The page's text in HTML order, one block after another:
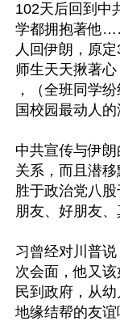
102天后回到中
学都拥抱著他
人回伊朗，原
师生天天揪著
，（全班同学
国校园最动人的
中共宣传与伊
关系，而且潜
胜于政治党八
朋友、好朋友、
习曾经对川普
次会面，他又
民到政府，从